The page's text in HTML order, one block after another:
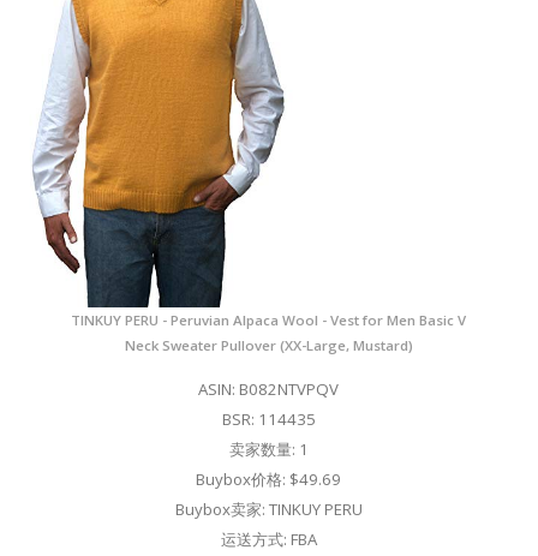
TINKUY PERU - Peruvian Alpaca Wool - Vest for Men Basic V
Neck Sweater Pullover (XX-Large, Mustard)
ASIN: B082NTVPQV
BSR: 114435
卖家数量: 1
Buybox价格: $49.69
Buybox卖家: TINKUY PERU
运送方式: FBA